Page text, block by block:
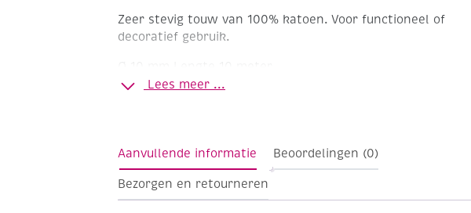
Zeer stevig touw van 100% katoen. Voor functioneel of
decoratief gebruik.
Lees meer ...
Aanvullende informatie Beoordelingen (0)
Bezorgen en retourneren